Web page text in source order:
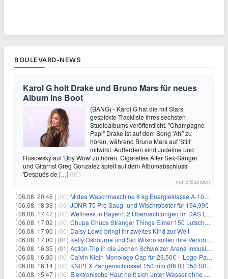
BOULEVARD-NEWS
Karol G holt Drake und Bruno Mars für neues
Album ins Boot
(BANG) - Karol G hat die mit Stars
gespickte Trackliste ihres sechsten
Studioalbums veröffentlicht. "Champagne
Papi" Drake ist auf dem Song 'Ahí' zu
hören, während Bruno Mars auf 'Still'
mitwirkt. Außerdem sind Judeline und
Rusowsky auf 'Bby Wow' zu hören. Cigarettes After Sex-Sänger
und Gitarrist Greg Gonzalez spielt auf dem Albumabschluss
'Después de […] (00)
vor 5 Stunden
06.08. 20:46 | (00) Midea Waschmaschine 8 kg Energieklasse A-10% 1400 U/Min für 289,97€
06.08. 18:33 | (00) JONR T5 Pro Saug- und Wischroboter für 194,99€
06.08. 17:47 | (00) Wellness in Bayern: 2 Übernachtungen im DAS LUDWIG Sports Resort inkl. HP + Wellness ab 174€ p.P.
06.08. 17:02 | (00) Chupa Chups Stranger Things Eimer 150 Lutscher für 21,95€
06.08. 17:00 | (00) Daisy Lowe bringt ihr zweites Kind zur Welt
06.08. 17:00 | (01) Kelly Osbourne und Sid Wilson sollen ihre Verlobung gelöst haben
06.08. 16:35 | (01) Action-Trip in die Jochen Schweizer Arena inklusive Premium Hotel und Frühstück ab 59€ p.P.
06.08. 16:30 | (00) Calvin Klein Monologo Cap für 23,50€ – Logo-Patch, Baumwolle
06.08. 16:14 | (00) KNIPEX Zangenschlüssel 150 mm (86 03 150 SB) für 35,99€
06.08. 15:47 | (00) Elektronische Haut heilt sich unter Wasser ohne Strom